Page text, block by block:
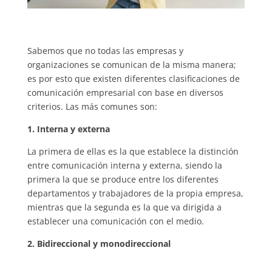
Sabemos que no todas las empresas y
organizaciones se comunican de la misma manera;
es por esto que existen diferentes clasificaciones de
comunicación empresarial con base en diversos
criterios. Las más comunes son:
1. Interna y externa
La primera de ellas es la que establece la distinción
entre comunicación interna y externa, siendo la
primera la que se produce entre los diferentes
departamentos y trabajadores de la propia empresa,
mientras que la segunda es la que va dirigida a
establecer una comunicación con el medio.
2. Bidireccional y monodireccional